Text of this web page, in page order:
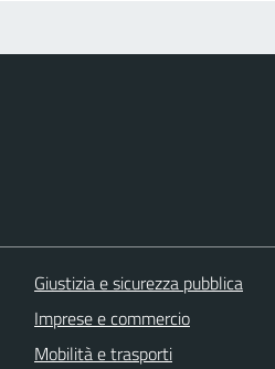
Giustizia e sicurezza pubblica
Imprese e commercio
Mobilità e trasporti